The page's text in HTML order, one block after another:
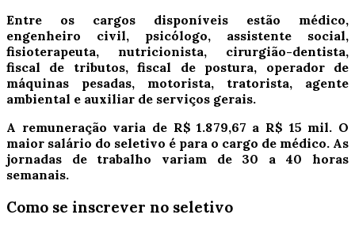
Entre os cargos disponíveis estão médico,
engenheiro civil, psicólogo, assistente social,
fisioterapeuta, nutricionista, cirurgião-dentista,
fiscal de tributos, fiscal de postura, operador de
máquinas pesadas, motorista, tratorista, agente
ambiental e auxiliar de serviços gerais.
A remuneração varia de R$ 1.879,67 a R$ 15 mil. O
maior salário do seletivo é para o cargo de médico. As
jornadas de trabalho variam de 30 a 40 horas
semanais.
Como se inscrever no seletivo